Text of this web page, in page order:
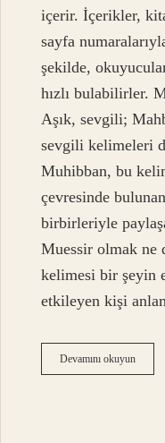
içerir. İçerikler,
sayfa
şekilde,
hızlı bulabilirler.
Aşık, sevgili;
sevgili kelimeleri
Muhibban, bu
çevresinde
birbirleriyle
Muessir olmak ne
kelimesi bir şeyin
etkileyen kişi
Devamını okuyunMuhtevi
Olmak